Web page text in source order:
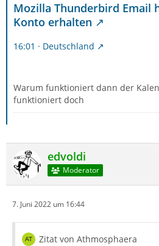
Mozilla Thunderbird Email
Konto erhalten
16:01 · Deutschland
Warum funktioniert dann der
funktioniert doch
edvoldi
Moderator
7. Juni 2022 um 16:44
Zitat von Athmosphaera